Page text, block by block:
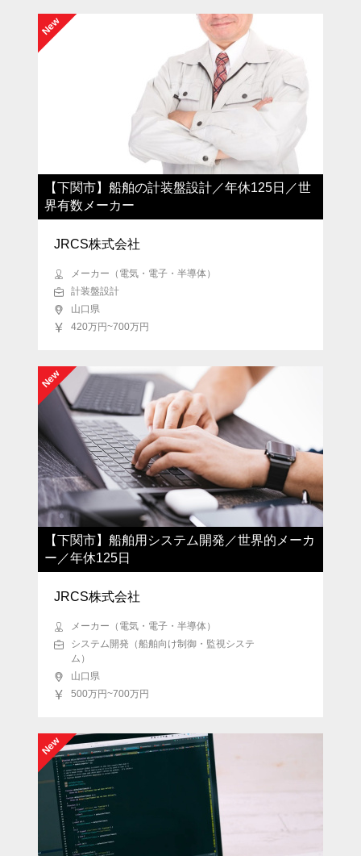
【下関市】船舶の計装盤設計／年休125日／世
界有数メーカー
New
JRCS株式会社
メーカー（電気・電子・半導体）
計装盤設計
山口県
420万円~700万円
【下関市】船舶用システム開発／世界的メーカ
ー／年休125日
New
JRCS株式会社
メーカー（電気・電子・半導体）
システム開発（船舶向け制御・監視システ
ム）
山口県
500万円~700万円
New